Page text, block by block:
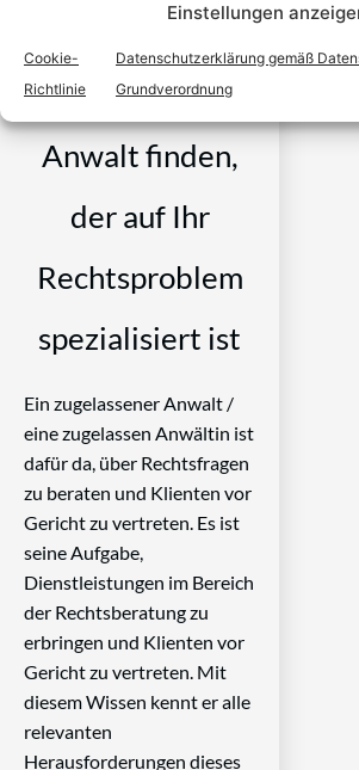
Einstellungen
Cookie-
Richtlinie
Datenschutzerklärung gemäß
Grundverordnung
Schritten einen
Anwalt finden,
der auf Ihr
Rechtsproblem
spezialisiert ist
Ein zugelassener Anwalt /
eine zugelassen Anwältin ist
dafür da, über Rechtsfragen
zu beraten und Klienten vor
Gericht zu vertreten. Es ist
seine Aufgabe,
Dienstleistungen im Bereich
der Rechtsberatung zu
erbringen und Klienten vor
Gericht zu vertreten. Mit
diesem Wissen kennt er alle
relevanten
Herausforderungen dieses